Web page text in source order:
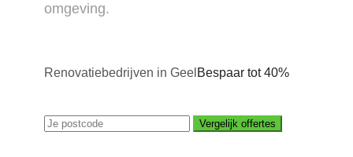
omgeving.
Renovatiebedrijven in Geel Bespaar tot 40%
Vergelijk offertes